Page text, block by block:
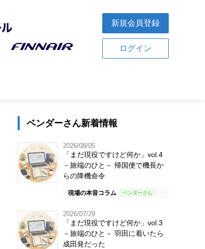
新規会員登録
ログイン
ベンダーさん新着情報
2026/08/05
「まだ現役ですけど何か」vol.4
－旅端のひと－ 帰国便で機長か
らの降機命令
現場の本音コラム
2026/07/29
「まだ現役ですけど何か」vol.3
－旅端のひと－ 羽田に着いたら
成田発だった